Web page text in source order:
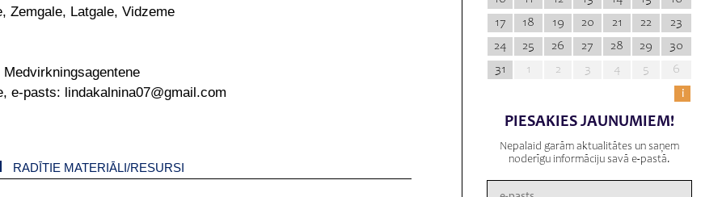
Zemgale, Latgale, Vidzeme
Medvirkningsagentene
e-pasts: lindakalnina07@gmail.com
RADĪTIE MATERIĀLI/RESURSI
17
18 19 20 21 22
23
24
25 26 27 28 29
30
31
1 2 3 4 5
6
i
PIESAKIES JAUNUMIEM!
Nepalaid garām aktualitātes un saņem
noderīgu informāciju savā e-pastā.